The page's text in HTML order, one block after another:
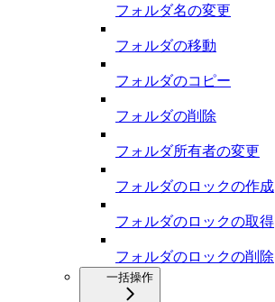
フォルダ名の変更
フォルダの移動
フォルダのコピー
フォルダの削除
フォルダ所有者の変更
フォルダのロックの作成
フォルダのロックの取得
フォルダのロックの削除
一括操作